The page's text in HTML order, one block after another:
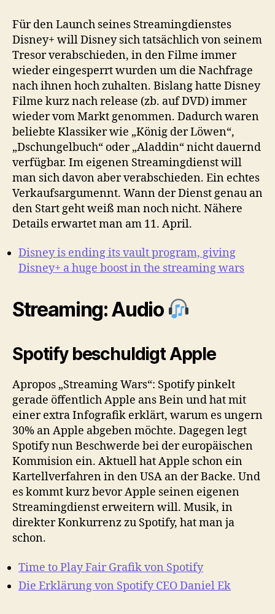
Für den Launch seines Streamingdienstes
Disney+ will Disney sich tatsächlich von seinem
Tresor verabschieden, in den Filme immer
wieder eingesperrt wurden um die Nachfrage
nach ihnen hoch zuhalten. Bislang hatte Disney
Filme kurz nach release (zb. auf DVD) immer
wieder vom Markt genommen. Dadurch waren
beliebte Klassiker wie „König der Löwen“,
„Dschungelbuch“ oder „Aladdin“ nicht dauernd
verfügbar. Im eigenen Streamingdienst will
man sich davon aber verabschieden. Ein echtes
Verkaufsargumennt. Wann der Dienst genau an
den Start geht weiß man noch nicht. Nähere
Details erwartet man am 11. April.
Disney is ending its vault program, giving
Disney+ a huge boost in the streaming wars
Streaming: Audio
Spotify beschuldigt Apple
Apropos „Streaming Wars“: Spotify pinkelt
gerade öffentlich Apple ans Bein und hat mit
einer extra Infografik erklärt, warum es ungern
30% an Apple abgeben möchte. Dagegen legt
Spotify nun Beschwerde bei der europäischen
Kommision ein. Aktuell hat Apple schon ein
Kartellverfahren in den USA an der Backe. Und
es kommt kurz bevor Apple seinen eigenen
Streamingdienst erweitern will. Musik, in
direkter Konkurrenz zu Spotify, hat man ja
schon.
Time to Play Fair Grafik von Spotify
Die Erklärung von Spotify CEO Daniel Ek